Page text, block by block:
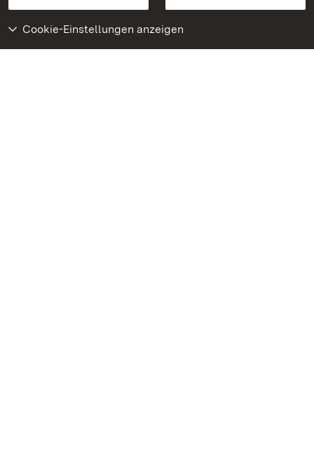
Cookie-Einstellungen anzeigen
Weiteres